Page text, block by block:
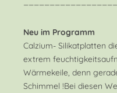
Neu im Programm
Calzium- Silikatplatten
extrem
Wärmekeile, denn
Schimmel !Bei diesen